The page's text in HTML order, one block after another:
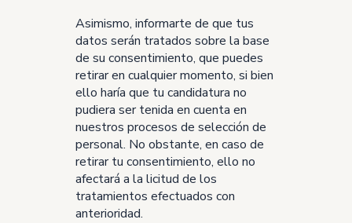
Asimismo, informarte de que tus
datos serán tratados sobre la base
de su consentimiento, que puedes
retirar en cualquier momento, si bien
ello haría que tu candidatura no
pudiera ser tenida en cuenta en
nuestros procesos de selección de
personal. No obstante, en caso de
retirar tu consentimiento, ello no
afectará a la licitud de los
tratamientos efectuados con
anterioridad.